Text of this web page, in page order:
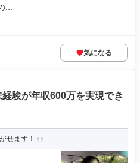
気になる
験が年収600万を実現でき
せます！